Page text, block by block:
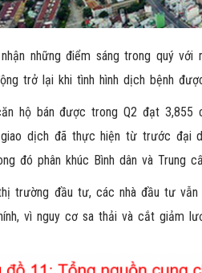
những điểm sáng trong quý
trở lại khi tình hình dịch bệnh
hộ bán được trong Q2 đạt
dịch đã thực hiện từ trước đại
đó phân khúc Bình dân và Trung
trường đầu tư, các nhà đầu tư
vì nguy cơ sa thải và cắt giảm